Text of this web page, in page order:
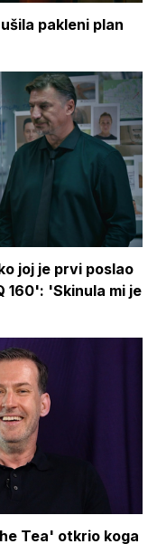
pakleni plan
joj je prvi poslao
160': 'Skinula mi je
Tea' otkrio koga